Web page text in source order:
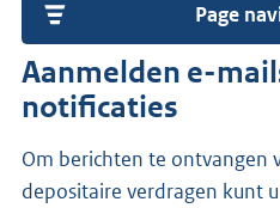
Page
Aanmelden e-
notificaties
Om berichten te ontvangen
depositaire verdragen kunt